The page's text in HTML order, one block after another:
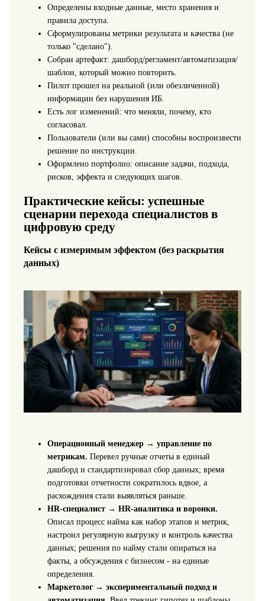
Определены входные данные, место хранения и
правила доступа.
Сформулированы метрики результата и качества (не
только "сделано").
Собран артефакт: дашборд/регламент/автоматизация/
шаблон, который можно повторить.
Пилот прошел на реальной (или обезличенной)
информации без нарушения ИБ.
Есть лог изменений: что меняли, почему, кто
согласовал.
Пользователи (или вы сами) способны воспроизвести
решение по инструкции.
Оформлено портфолио: описание задачи, подхода,
рисков, эффекта и следующих шагов.
Практические кейсы: успешные
сценарии перехода специалистов в
цифровую среду
Кейсы с измеримым эффектом (без раскрытия
данных)
Операционный менеджер → управление по
метрикам. Перевел ручные отчеты в единый
дашборд и стандартизировал сбор данных; время
подготовки отчетности сократилось вдвое, а
расхождения стали выявляться раньше.
HR-специалист → HR-аналитика и воронки.
Описал процесс найма как набор этапов и метрик,
настроил регулярную выгрузку и контроль качества
данных; решения по найму стали опираться на
факты, а обсуждения с бизнесом - на единые
определения.
Маркетолог → экспериментальный подход и